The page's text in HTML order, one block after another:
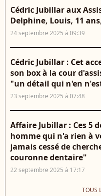
Cédric Jubillar aux
Delphine, Louis, 11
24 septembre 2025 à 09:39
Cédric Jubillar : Cet
son box à la cour
"un détail qui n'en
23 septembre 2025 à 07:48
Affaire Jubillar : Ces 5
homme qui n'a rien à
jamais cessé de
couronne dentaire"
22 septembre 2025 à 17:17
TOUS